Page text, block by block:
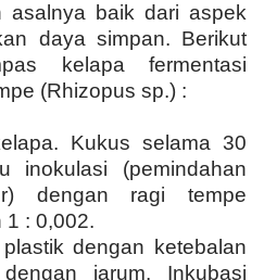
asalnya baik dari aspek
daya simpan. Berikut
kelapa fermentasi
(Rhizopus sp.) :
Kukus selama 30
inokulasi (pemindahan
dengan ragi tempe
: 0,002.
dengan ketebalan
jarum. Inkubasi